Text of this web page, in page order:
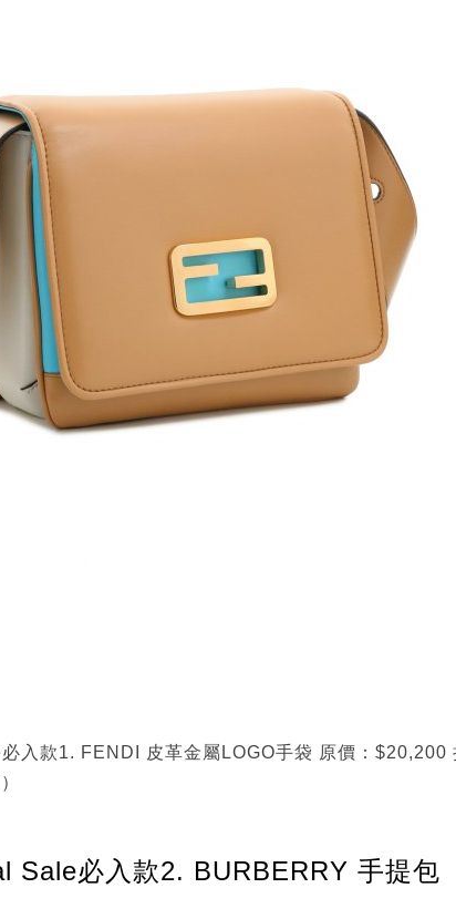
入款1. FENDI 皮革金屬LOGO手袋 原價：$20,200
Sale必入款2. BURBERRY 手提包